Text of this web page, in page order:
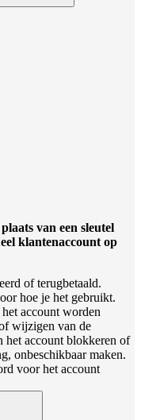
van een sleutel
klantenaccount op
of terugbetaald.
hoe je het gebruikt.
account worden
wijzigen van de
het account blokkeren of
onbeschikbaar maken.
voor het account